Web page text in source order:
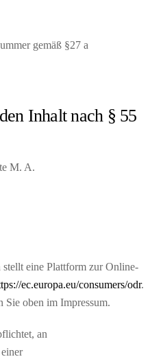
gemäß §27 a
Inhalt nach § 55
M. A.
eine Plattform zur Online-
ec.europa.eu/consumers/odr.
Sie oben im Impressum.
an